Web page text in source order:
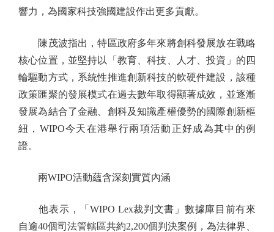
響力，為國家科技強國建設作出更多貢獻。
陳茂波指出，特區政府多年來將創科發展放在戰略
核心位置，並堅持以「教育、科技、人才、投資」的四
輪驅動方式，系統性推進創新科技的軟硬件建設，該種
政策匯聚的發展模式在過去數年取得顯著成效，並逐漸
發展為結合了金融、創科及知識產權優勢的國際創新樞
紐，WIPO今天在港舉行兩項活動正好成為其中的例
證。
兩WIPO活動蘊含深刻實質內涵
他表示，「WIPO Lex裁判文書」數據庫目前有來
自逾40個司法管轄區共約2,200個判決案例，為法律界、